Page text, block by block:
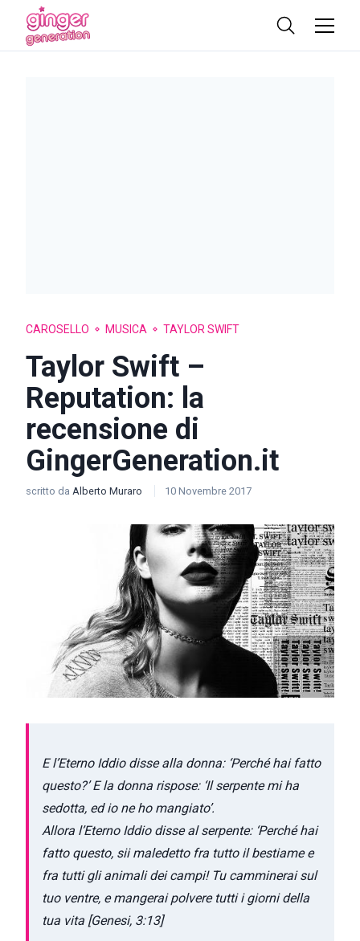
CAROSELLO MUSICA TAYLOR SWIFT
Taylor Swift –
Reputation: la
recensione di
GingerGeneration.it
scritto da Alberto Muraro 10 Novembre 2017
E l’Eterno Iddio disse alla donna: ‘Perché hai fatto
questo?’ E la donna rispose: ‘Il serpente mi ha
sedotta, ed io ne ho mangiato’.
Allora l’Eterno Iddio disse al serpente: ‘Perché hai
fatto questo, sii maledetto fra tutto il bestiame e
fra tutti gli animali dei campi! Tu camminerai sul
tuo ventre, e mangerai polvere tutti i giorni della
tua vita [Genesi, 3:13]